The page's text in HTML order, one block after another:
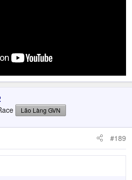
Lão Làng GVN
#189